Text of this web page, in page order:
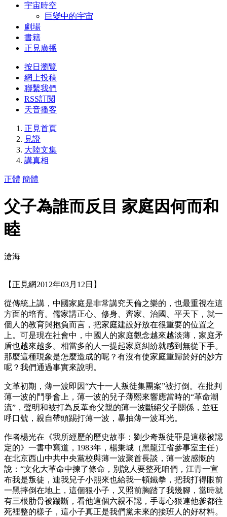
宇宙時空
巨變中的宇宙
劇場
書籍
正見廣播
按日瀏覽
網上投稿
聯繫我們
RSS訂閱
天音播客
正見首頁
見證
大陸文集
講真相
正體 簡體
父子為誰而反目 家庭因何而和
睦
滄海
【正見網2012年03月12日】
從傳統上講，中國家庭是非常講究天倫之樂的，也最重視在這
方面的培育。儒家講正心、修身、齊家、治國、平天下，就一
個人的教育與抱負而言，把家庭建設好放在很重要的位置之
上。可是現在社會中，中國人的家庭觀念越來越淡薄，家庭矛
盾也越來越多。相當多的人一提起家庭糾紛就感到無從下手。
那麼這種現象是怎麼造成的呢？有沒有使家庭重歸於好的妙方
呢？我們通過事實來說明。
文革初期，薄一波即因“六十一人叛徒集團案”被打倒。在批判
薄一波的鬥爭會上，薄一波的兒子薄熙來響應當時的“革命潮
流”，聲明和被打為反革命父親的薄一波斷絕父子關係，並狂
呼口號，親自帶頭踢打薄一波，暴抽薄一波耳光。
作者楊光在《我所經歷的歷史故事：劉少奇叛徒罪是這樣被認
定的》一書中寫道，1983年，楊秉城（黑龍江省參事室主任）
在北京西山中共中央黨校與薄一波聚首長談，薄一波感慨的
說：“文化大革命中揀了條命，別說人要整死咱們，江青一宣
布我是叛徒，連我兒子小熙來也給我一頓鐵拳，把我打得眼前
一黑摔倒在地上，這個狠小子，又照前胸踏了我幾腳，當時就
有三根肋骨被踹斷，看他這個六親不認，手毒心狠連他爹都往
死裡整的樣子，這小子真正是我們黨未來的接班人的好材料。